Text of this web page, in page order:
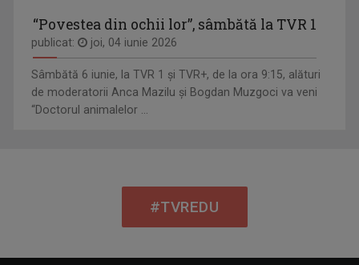
“Povestea din ochii lor”, sâmbătă la TVR 1
publicat: joi, 04 iunie 2026
Sâmbătă 6 iunie, la TVR 1 și TVR+, de la ora 9:15, alături
de moderatorii Anca Mazilu şi Bogdan Muzgoci va veni
“Doctorul animalelor ...
#TVREDU